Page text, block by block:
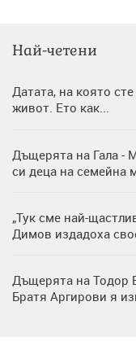
Най-четени
Датата, на която
живот. Ето как...
Дъщерята на Гала -
си деца на семейна
„Тук сме най-
Димов издадоха
Дъщерята на Тодор
Братя Аргирови я